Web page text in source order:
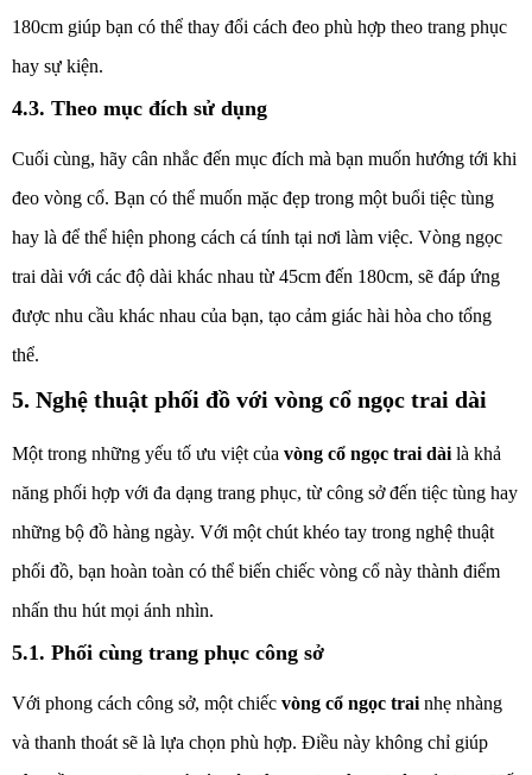
180cm giúp bạn có thể thay đổi cách đeo phù hợp theo trang phục
hay sự kiện.
4.3. Theo mục đích sử dụng
Cuối cùng, hãy cân nhắc đến mục đích mà bạn muốn hướng tới khi
đeo vòng cổ. Bạn có thể muốn mặc đẹp trong một buổi tiệc tùng
hay là để thể hiện phong cách cá tính tại nơi làm việc. Vòng ngọc
trai dài với các độ dài khác nhau từ 45cm đến 180cm, sẽ đáp ứng
được nhu cầu khác nhau của bạn, tạo cảm giác hài hòa cho tổng
thể.
5. Nghệ thuật phối đồ với vòng cổ ngọc trai dài
Một trong những yếu tố ưu việt của vòng cổ ngọc trai dài là khả
năng phối hợp với đa dạng trang phục, từ công sở đến tiệc tùng hay
những bộ đồ hàng ngày. Với một chút khéo tay trong nghệ thuật
phối đồ, bạn hoàn toàn có thể biến chiếc vòng cổ này thành điểm
nhấn thu hút mọi ánh nhìn.
5.1. Phối cùng trang phục công sở
Với phong cách công sở, một chiếc vòng cổ ngọc trai nhẹ nhàng
và thanh thoát sẽ là lựa chọn phù hợp. Điều này không chỉ giúp